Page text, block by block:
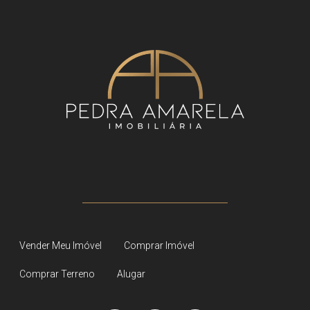
Vender Meu Imóvel Comprar Imóvel
Comprar Terreno Alugar